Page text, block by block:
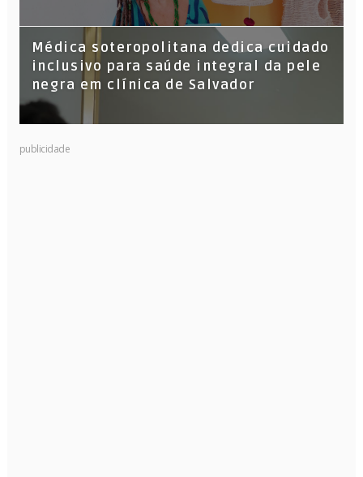
Médica soteropolitana dedica cuidado
inclusivo para saúde integral da pele
negra em clínica de Salvador
publicidade